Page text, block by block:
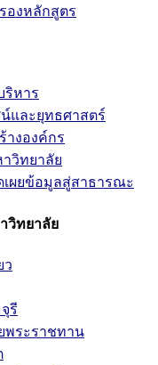
องหลักสูตร
หาร
และยุทธศาสตร์
างองค์กร
วิทยาลัย
เผยข้อมูลสู่สาธารณะ
วิทยาลัย
ว
รี
พระราชทาน